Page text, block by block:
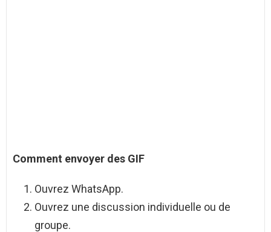
Comment envoyer des GIF
Ouvrez WhatsApp.
Ouvrez une discussion individuelle ou de
groupe.